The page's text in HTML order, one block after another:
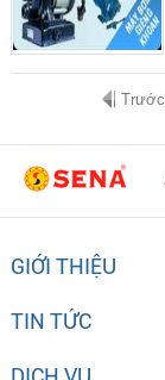
Trước
GIỚI THIỆU
TIN TỨC